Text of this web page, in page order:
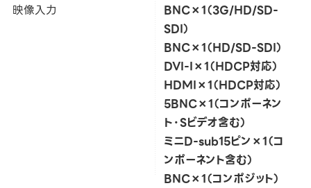
映像入力
BNC×1（3G/HD/SD-
SDI）
BNC×1（HD/SD-SDI）
DVI-I×1（HDCP対応）
HDMI×1（HDCP対応）
5BNC×1（コンポーネン
ト・Sビデオ含む）
ミニD-sub15ピン×1（コ
ンポーネント含む）
BNC×1（コンポジット）